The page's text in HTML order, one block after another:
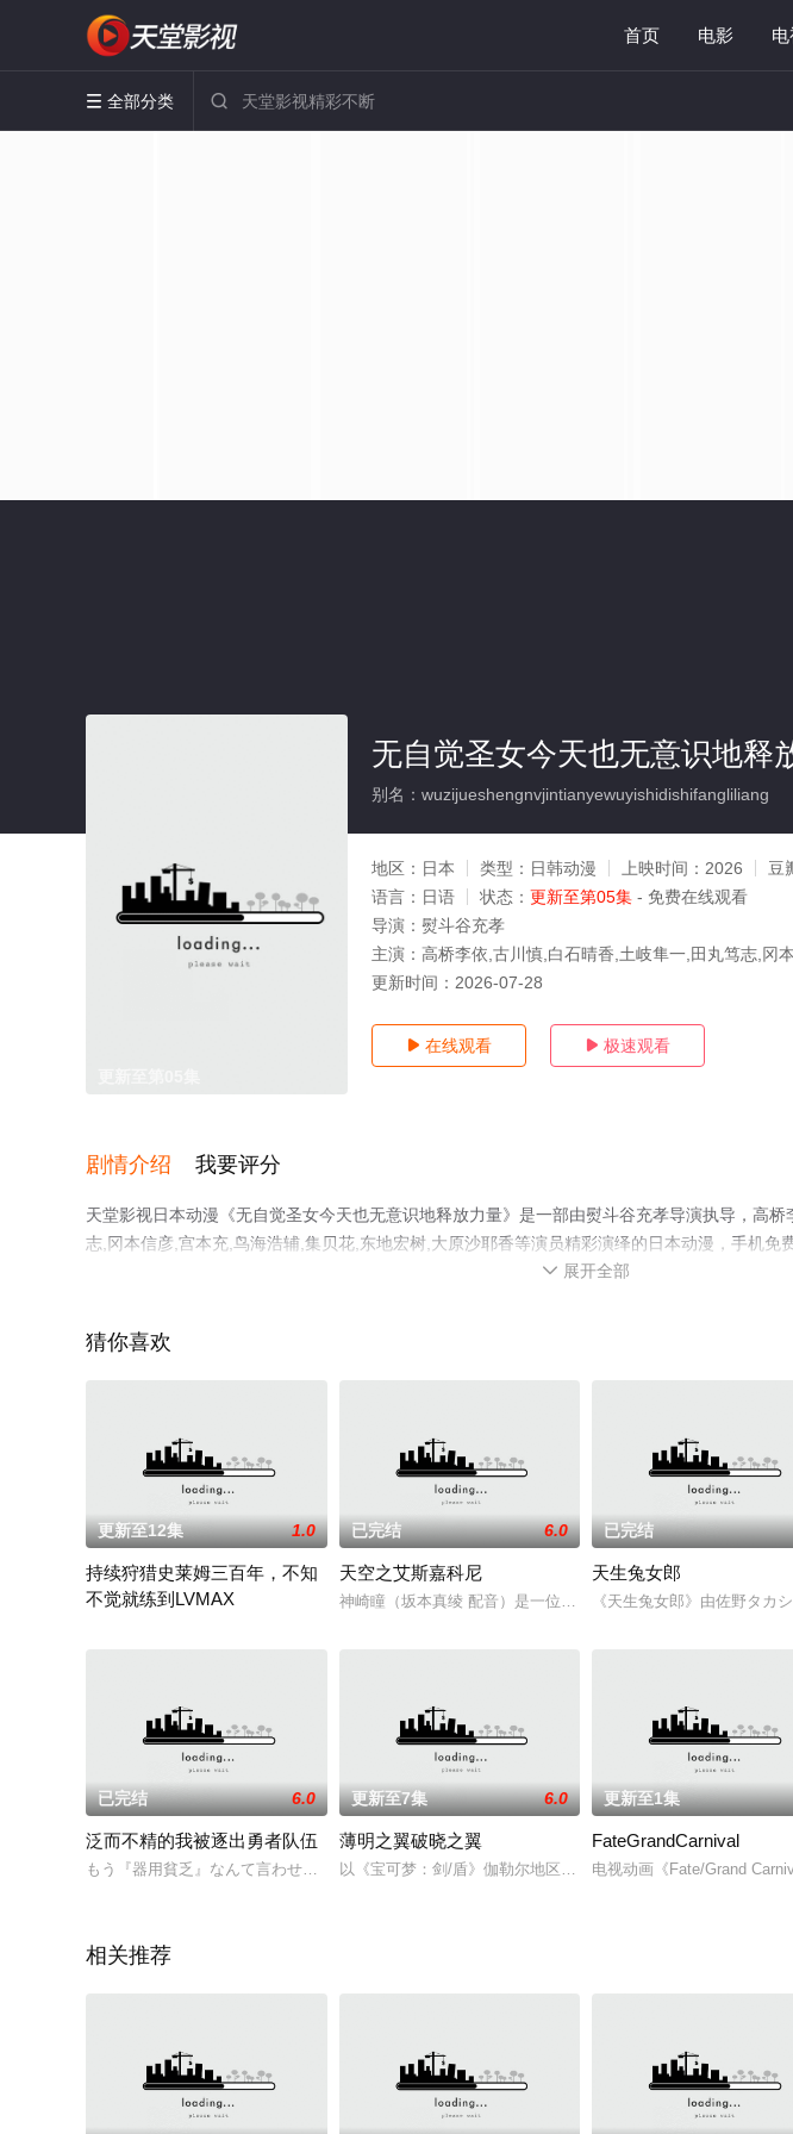
首页 电影 电
 全部分类 
无自觉圣女今天也无意识地释
别名：wuzijueshengnvjintianyewuyishidishifangliliang
地区： 日本 类型： 日韩动漫 上映时间： 2026 豆
语言： 日语 状态： 更新至第05集 - 免费在线观看
导演： 熨斗谷充孝
主演： 高桥李依,古川慎,白石晴香,土岐隼一,田丸笃志,冈
更新时间： 2026-07-28
 在线观看  极速观看
剧情介绍 我要评分
天堂影视日本动漫《无自觉圣女今天也无意识地释放力量》是一部由熨斗谷充孝导演执导，高
志,冈本信彦,宫本充,鸟海浩辅,集贝花,东地宏树,大原沙耶香等演员精彩演绎的日本动漫，手机免
堂电影网，更多相关信息可移步至豆瓣动漫、电视猫或剧情网等平台了解。
 展开全部
猜你喜欢
更新至12集 1.0
持续狩猎史莱姆三百年，不知
不觉就练到LVMAX
已完结 6.0
天空之艾斯嘉科尼
神崎瞳（坂本真绫 配音）是一位平凡的十五岁高中女孩，她喜欢
已完结
天生兔女郎
《天生兔女郎》由佐野タカ
已完结 6.0
泛而不精的我被逐出勇者队伍
もう『器用貧乏』なんて言わせない！いつか『万能者』と言われる探索者になって
更新至7集 6.0
薄明之翼破晓之翼
以《宝可梦：剑/盾》伽勒尔地区为舞台的原创网络动画《薄明之
更新至1集
FateGrandCarnival
电视动画《Fate/Grand
相关推荐